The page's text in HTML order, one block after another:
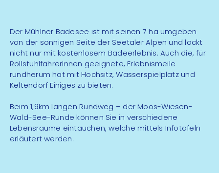
Der Mühlner Badesee ist mit seinen 7 ha umgeben
von der sonnigen Seite der Seetaler Alpen und lockt
nicht nur mit kostenlosem Badeerlebnis. Auch die, für
RollstuhlfahrerInnen geeignete, Erlebnismeile
rundherum hat mit Hochsitz, Wasserspielplatz und
Keltendorf Einiges zu bieten.
Beim 1,9km langen Rundweg – der Moos-Wiesen-
Wald-See-Runde können Sie in verschiedene
Lebensräume eintauchen, welche mittels Infotafeln
erläutert werden.